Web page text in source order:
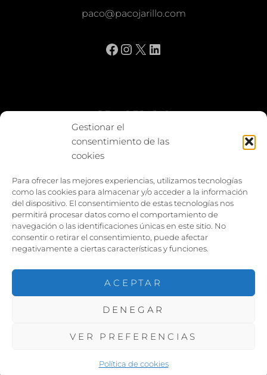
Gestionar el
consentimiento de las
cookies
Para ofrecer las mejores experiencias, utilizamos tecnologías
como las cookies para almacenar y/o acceder a la información
del dispositivo. El consentimiento de estas tecnologías nos
permitirá procesar datos como el comportamiento de
navegación o las identificaciones únicas en este sitio. No
consentir o retirar el consentimiento, puede afectar
negativamente a ciertas características y funciones.
ACEPTAR
DENEGAR
VER PREFERENCIAS
Política de cookies
paco@pacojarillo.com
Facebook
Instagram
X LinkedIn
BE vs REBAJAS
Entes
Capturar y compartir
Vía larga
DERECHOS RESERVADOS. |